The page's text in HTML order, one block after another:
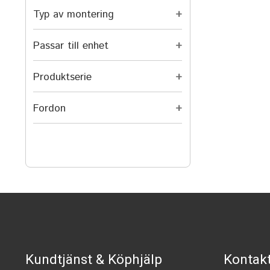
Typ av montering +
Passar till enhet +
Produktserie +
Fordon +
Kundtjänst & Köphjälp